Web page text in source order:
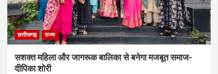
छत्तीसगढ़ राज्य
सशक्त महिला और जागरूक बालिका से बनेगा मजबूत समाज-
दीपिका शोरी